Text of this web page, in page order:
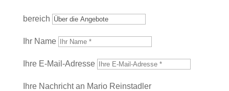
bereich
Ihr Name
Ihre E-Mail-Adresse
Ihre Nachricht an Mario Reinstadler